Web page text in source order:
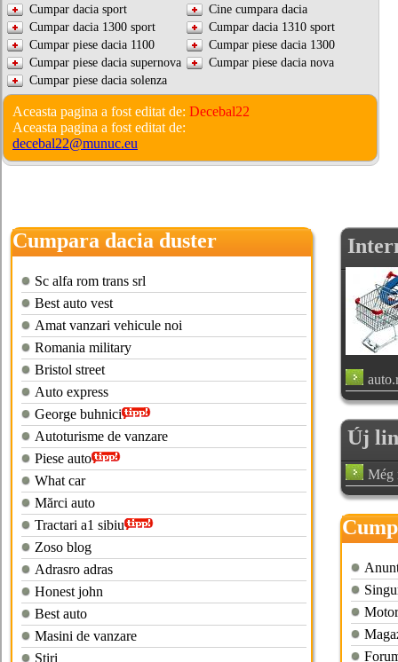
Cumpar dacia sport
Cine cumpara dacia
Cumpar dacia 1300 sport
Cumpar dacia 1310 sport
Cumpar piese dacia 1100
Cumpar piese dacia 1300
Cumpar piese dacia supernova
Cumpar piese dacia nova
Cumpar piese dacia solenza
Aceasta pagina a fost editat de: Decebal22
Aceasta pagina a fost editat de:
decebal22@munuc.eu
Cumpara dacia duster
Sc alfa rom trans srl
Best auto vest
Amat vanzari vehicule noi
Romania military
Bristol street
Auto express
George buhnici
Autoturisme de vanzare
Piese auto
What car
Mărci auto
Tractari a1 sibiu
Zoso blog
Adrasro adras
Honest john
Best auto
Masini de vanzare
Stiri
Új
Még